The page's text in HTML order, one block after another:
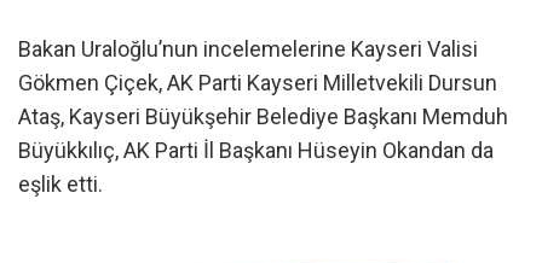
Bakan Uraloğlu’nun incelemelerine Kayseri Valisi
Gökmen Çiçek, AK Parti Kayseri Milletvekili Dursun
Ataş, Kayseri Büyükşehir Belediye Başkanı Memduh
Büyükkılıç, AK Parti İl Başkanı Hüseyin Okandan da
eşlik etti.